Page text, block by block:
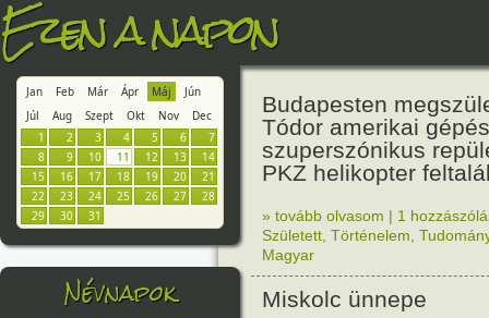
Ezen a napon
Jan Feb Már Ápr Máj
Jún
Júl
Aug Szept Okt Nov
Dec
1
2 3 4 5 6
7
8
9 10 11 12 13
14
15
16 17 18 19 20
21
22
23 24 25 26 27
28
29
30 31
Névnapok
Budapesten
Tódor amerikai
szuperszónikus
PKZ helikopter
» tovább olvasom | 1
Született Történelem
Magyar
Miskolc ünnepe